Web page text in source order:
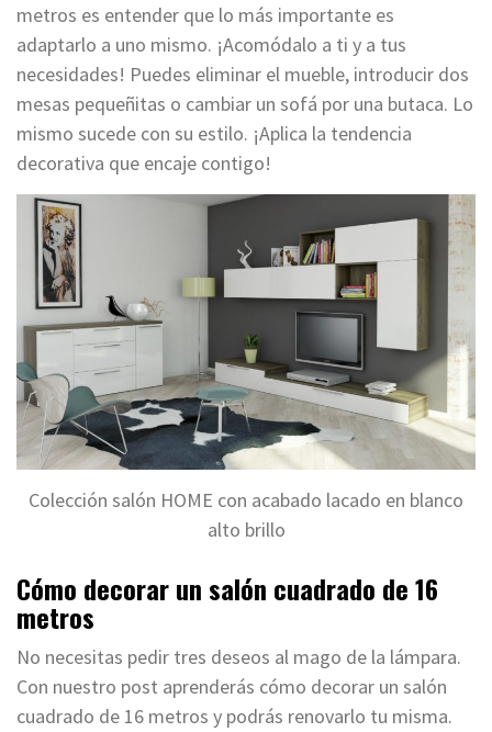
metros es entender que lo más importante es
adaptarlo a uno mismo. ¡Acomódalo a ti y a tus
necesidades! Puedes eliminar el mueble, introducir dos
mesas pequeñitas o cambiar un sofá por una butaca. Lo
mismo sucede con su estilo. ¡Aplica la tendencia
decorativa que encaje contigo!
Colección salón HOME con acabado lacado en blanco
alto brillo
Cómo decorar un salón cuadrado de 16
metros
No necesitas pedir tres deseos al mago de la lámpara.
Con nuestro post aprenderás cómo decorar un salón
cuadrado de 16 metros y podrás renovarlo tu misma.